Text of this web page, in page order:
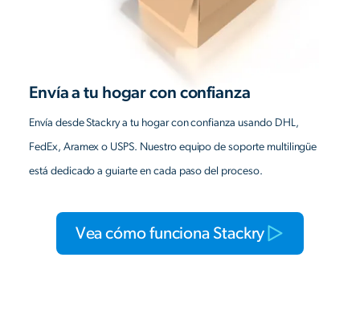
Envía a tu hogar con confianza
Envía desde Stackry a tu hogar con confianza usando DHL,
FedEx, Aramex o USPS. Nuestro equipo de soporte multilingüe
está dedicado a guiarte en cada paso del proceso.
Vea cómo funciona Stackry